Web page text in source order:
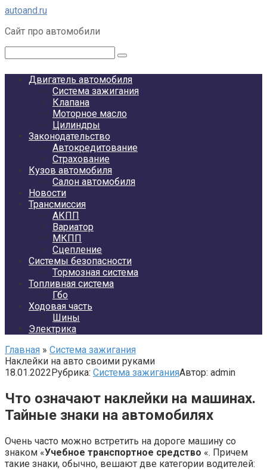
Перейти
контенту
autoand.ru
Сайт про автомобили
Двигатель автомобиля
Система зажигания
Клапана
Моторное масло
Цилиндры
Законодательство
Автокредитование
Страхование
Кузов автомобиля
Салон автомобиля
Новости
Трансмиссия
АКПП
Вариатор
МКПП
Сцепление
Системы безопасности
Тормозная система
Топливная система
Гбо
Ходовая часть
Шины
Электрика
Главная » Система зажигания
Наклейки на авто своими руками
18.01.2022Рубрика: Система зажиганияАвтор: admin
Что означают наклейки на машинах.
Тайные знаки на автомобилях
Очень часто можно встретить на дороге машину со
знаком «Учебное транспортное средство «. Причем
такие знаки, обычно, вешают две категории водителей: